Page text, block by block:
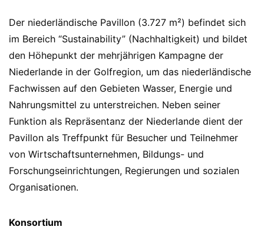
Der niederländische Pavillon (3.727 m²) befindet sich
im Bereich “Sustainability” (Nachhaltigkeit) und bildet
den Höhepunkt der mehrjährigen Kampagne der
Niederlande in der Golfregion, um das niederländische
Fachwissen auf den Gebieten Wasser, Energie und
Nahrungsmittel zu unterstreichen. Neben seiner
Funktion als Repräsentanz der Niederlande dient der
Pavillon als Treffpunkt für Besucher und Teilnehmer
von Wirtschaftsunternehmen, Bildungs- und
Forschungseinrichtungen, Regierungen und sozialen
Organisationen.
Konsortium